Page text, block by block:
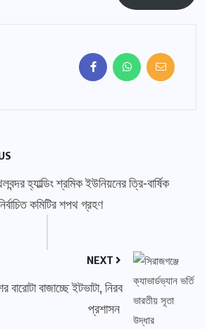
হ্যাল্ডিং শ্রমিক ইউনিয়নের ত্রি-বার্ষিক
কমিটির শপথ গ্রহণ
NEXT
বারোটা বাজাচ্ছে ইটভাটা, নিরব
প্রশাসন